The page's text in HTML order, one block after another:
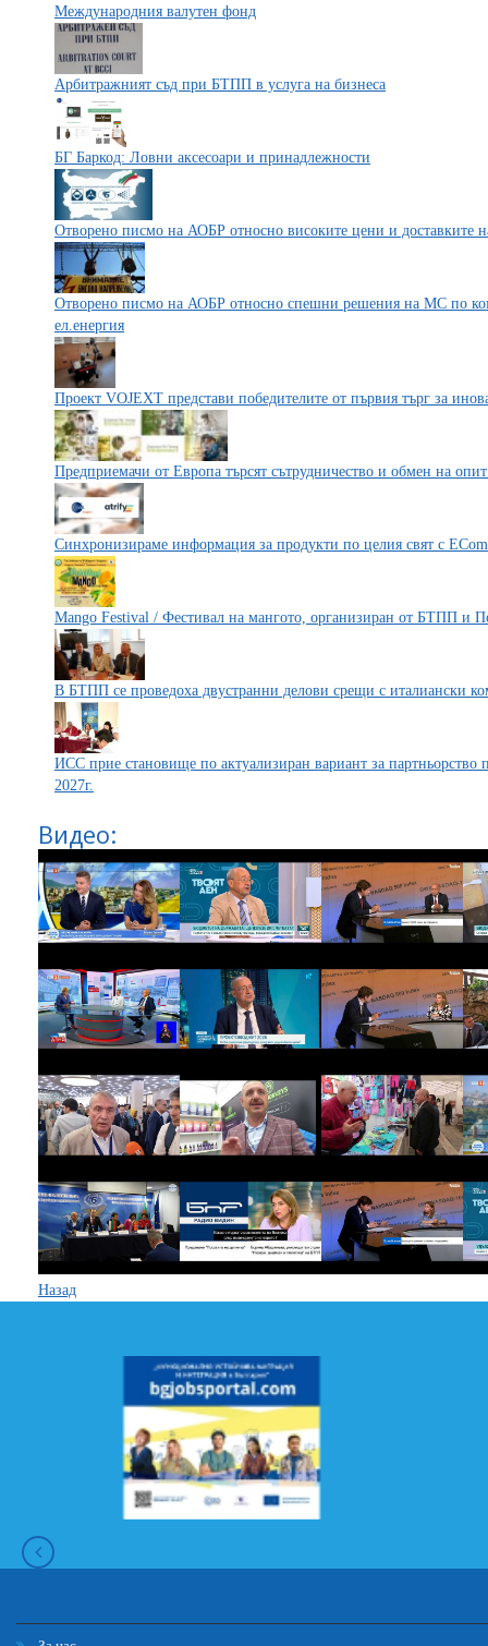
Международния валутен фонд
Арбитражният съд при БТПП в услуга на бизнеса
БГ Баркод: Ловни аксесоари и принадлежности
Отворено писмо на АОБР относно високите цени и доставките
Отворено писмо на АОБР относно спешни решения на МС по
ел.енергия
Проект VOJEXT представи победителите от първия търг за
Предприемачи от Европа търсят сътрудничество и обмен на
Синхронизираме информация за продукти по целия свят с
Mango Festival / Фестивал на мангото, организиран от БТПП и
В БТПП се проведоха двустранни делови срещи с италиански
ИСС прие становище по актуализиран вариант за партньорство
2027г.
Видео:
Назад